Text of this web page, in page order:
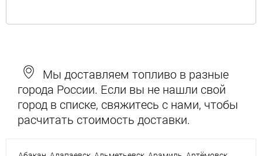
Мы доставляем топливо в разные
города России. Если вы не нашли свой
город в списке, свяжитесь с нами, чтобы
расчитать стоимость доставки.